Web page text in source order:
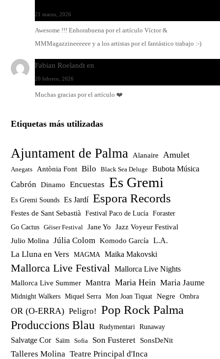
21 marzo, 2026
Awesome !!! Enhorabuena por el artículo Víctor &
MMMagazzineeeeee y a los artistas por el fantástico trabajo :-)
Fabian Roelandt en
20 febrero, 2026
Muchas gracias por el artículo ❤️
Etiquetas más utilizadas
Ajuntament de Palma Alanaire Amulet
Anegats Antònia Font Bilo Black Sea Deluge Bubota Música
Cabrón Dinamo Encuestas Es Gremi
Es Gremi Sounds Es Jardí Espora Records
Festes de Sant Sebastià Festival Paco de Lucía Foraster
Go Cactus Géiser Festival Jane Yo
Jazz Voyeur Festival
Julio Molina
Júlia Colom Komodo García L.A.
La Lluna en Vers MAGMA Maika Makovski
Mallorca Live Festival Mallorca Live Nights
Mallorca Live Summer Mantra Maria Hein Maria Jaume
Midnight Walkers Miquel Serra Mon Joan Tiquat Negre Ombra
OR (O-ERRA) Peligro!
Pop Rock Palma
Produccions Blau
Rudymentari Runaway
Salvatge Cor Saïm Sofia Son Fusteret SonsDeNit
Talleres Molina Teatre Principal d'Inca